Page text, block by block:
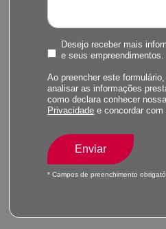
Desejo receber mais
e seus empreendimentos.
Ao preencher este
analisar as informações
como declara conhecer
Privacidade e concordar
Enviar
* Campos de preenchimento